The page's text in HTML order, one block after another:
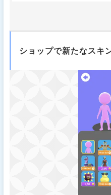
ショップで新たなスキ